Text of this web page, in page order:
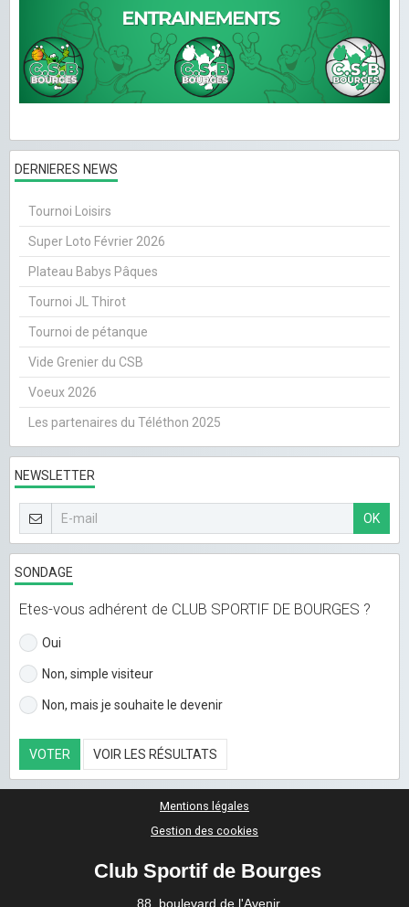
DERNIERES NEWS
Tournoi Loisirs
Super Loto Février 2026
Plateau Babys Pâques
Tournoi JL Thirot
Tournoi de pétanque
Vide Grenier du CSB
Voeux 2026
Les partenaires du Téléthon 2025
NEWSLETTER
OK
SONDAGE
Etes-vous adhérent de CLUB SPORTIF DE BOURGES ?
Oui
Non, simple visiteur
Non, mais je souhaite le devenir
VOTER VOIR LES RÉSULTATS
Mentions légales
Gestion des cookies
Club Sportif de Bourges
88, boulevard de l'Avenir